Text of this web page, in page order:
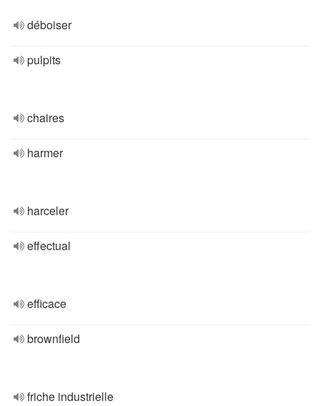
déboiser
pulpits
chaires
harmer
harceler
effectual
efficace
brownfield
friche industrielle